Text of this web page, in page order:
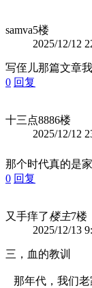
samva5楼
2025/12/12
写侄儿那篇文章
0 回复
十三点8886楼
2025/12/12
那个时代真的是
0 回复
又手痒了楼主7楼
2025/12/13
三，血的教训
那年代，我们老